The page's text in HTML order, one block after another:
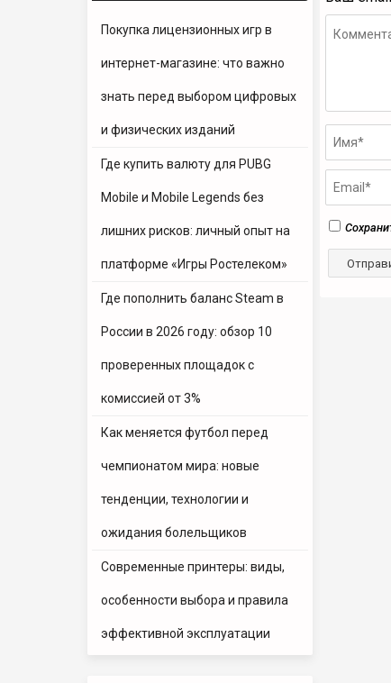
Покупка лицензионных игр в
интернет-магазине: что важно
знать перед выбором цифровых
и физических изданий
Где купить валюту для PUBG
Mobile и Mobile Legends без
лишних рисков: личный опыт на
платформе «Игры Ростелеком»
Где пополнить баланс Steam в
России в 2026 году: обзор 10
проверенных площадок с
комиссией от 3%
Как меняется футбол перед
чемпионатом мира: новые
тенденции, технологии и
ожидания болельщиков
Современные принтеры: виды,
особенности выбора и правила
эффективной эксплуатации